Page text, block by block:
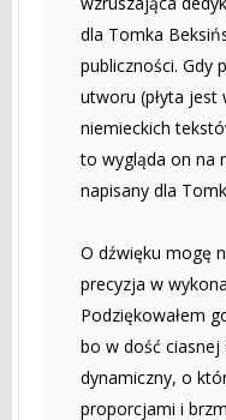
dla Tomka
publiczności. Gdy
utworu (płyta jest
niemieckich
to wygląda on na
napisany dla
O dźwięku mogę
precyzja w
Podziękowałem
bo w dość ciasnej
dynamiczny, o
proporcjami i